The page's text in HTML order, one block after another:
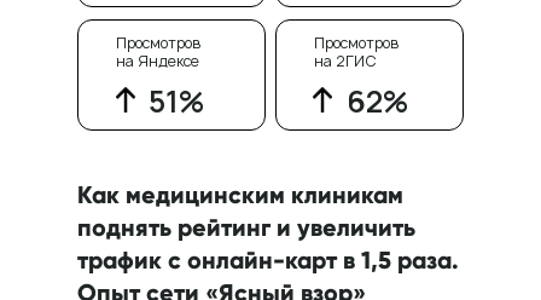
Как медицинским клиникам
поднять рейтинг и увеличить
трафик с онлайн-карт в 1,5 раза.
Опыт сети «Ясный взор»
Просмотров
на Яндексе
51%
Просмотров
на 2ГИС
62%
Оставьте заявку,
и мы свяжемся с вами
Пн — пт: 10:00–19:00